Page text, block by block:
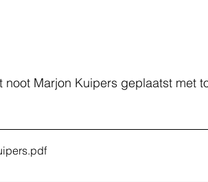
Marjon Kuipers geplaatst met
.pdf